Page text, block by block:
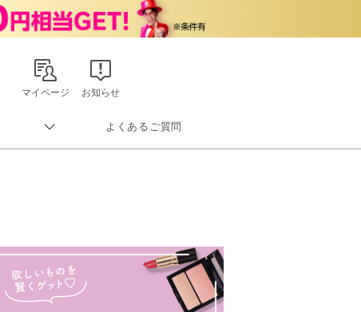
お知らせ
マイページ
よくあるご質問